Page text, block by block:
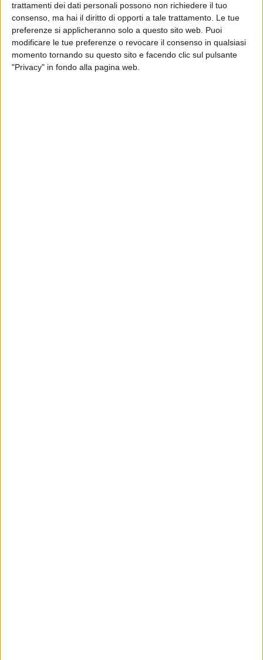
trattamenti dei dati personali possono non richiedere il tuo
consenso, ma hai il diritto di opporti a tale trattamento. Le tue
preferenze si applicheranno solo a questo sito web. Puoi
modificare le tue preferenze o revocare il consenso in qualsiasi
momento tornando su questo sito e facendo clic sul pulsante
"Privacy" in fondo alla pagina web.
giugno è finito in acqua, attirando l'attenzione di chi faceva
jogging e di chi si apprestava ad andare in spiaggia molto
presto. Il mare in quel momento era mosso ed il cane
rischiava di affogare.